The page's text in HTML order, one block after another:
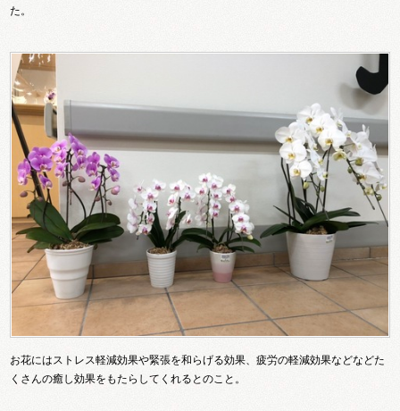
た。
お花にはストレス軽減効果や緊張を和らげる効果、疲労の軽減効果などなどた
くさんの癒し効果をもたらしてくれるとのこと。